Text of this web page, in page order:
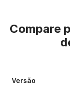
Compare
Versão